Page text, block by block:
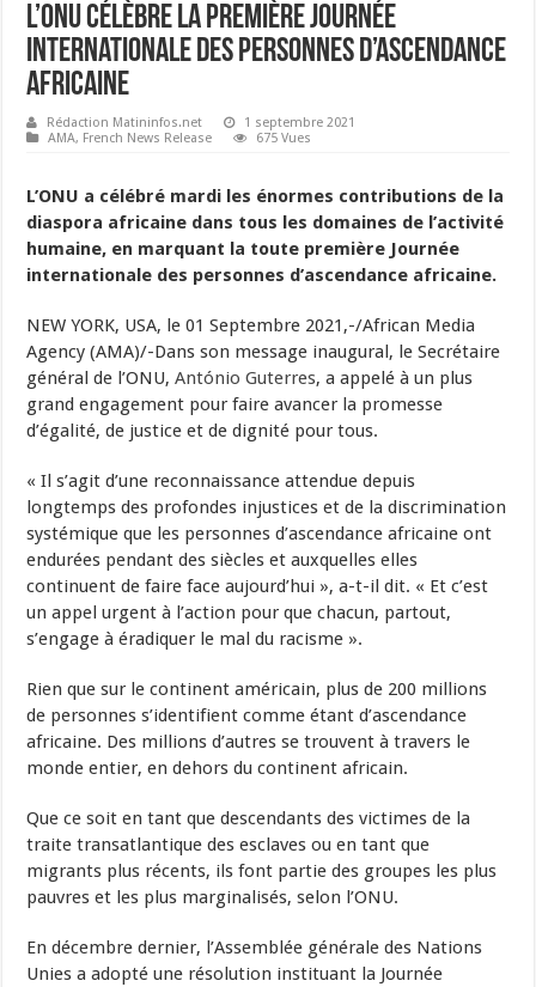
L’ONU célèbre la première Journée
internationale des personnes d’ascendance
africaine
Rédaction Matininfos.net
1 septembre 2021
AMA, French News Release 675 Vues
L’ONU a célébré mardi les énormes contributions de la
diaspora africaine dans tous les domaines de l’activité
humaine, en marquant la toute première Journée
internationale des personnes d’ascendance africaine.
NEW YORK, USA, le 01 Septembre 2021,-/African Media
Agency (AMA)/-Dans son message inaugural, le Secrétaire
général de l’ONU,António Guterres, a appelé à un plus
grand engagement pour faire avancer la promesse
d’égalité, de justice et de dignité pour tous.
« Il s’agit d’une reconnaissance attendue depuis
longtemps des profondes injustices et de la discrimination
systémique que les personnes d’ascendance africaine ont
endurées pendant des siècles et auxquelles elles
continuent de faire face aujourd’hui », a-t-il dit. « Et c’est
un appel urgent à l’action pour que chacun, partout,
s’engage à éradiquer le mal du racisme ».
Rien que sur le continent américain, plus de 200 millions
de personnes s’identifient comme étant d’ascendance
africaine. Des millions d’autres se trouvent à travers le
monde entier, en dehors du continent africain.
Que ce soit en tant que descendants des victimes de la
traite transatlantique des esclaves ou en tant que
migrants plus récents, ils font partie des groupes les plus
pauvres et les plus marginalisés, selon l’ONU.
En décembre dernier, l’Assemblée générale des Nations
Unies a adopté une résolution instituant la Journée